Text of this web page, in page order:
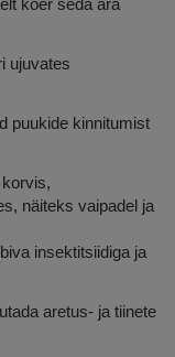
koer seda ära
ujuvates
puukide kinnitumist
näiteks vaipadel ja
insektitsiidiga ja
aretus- ja tiinete